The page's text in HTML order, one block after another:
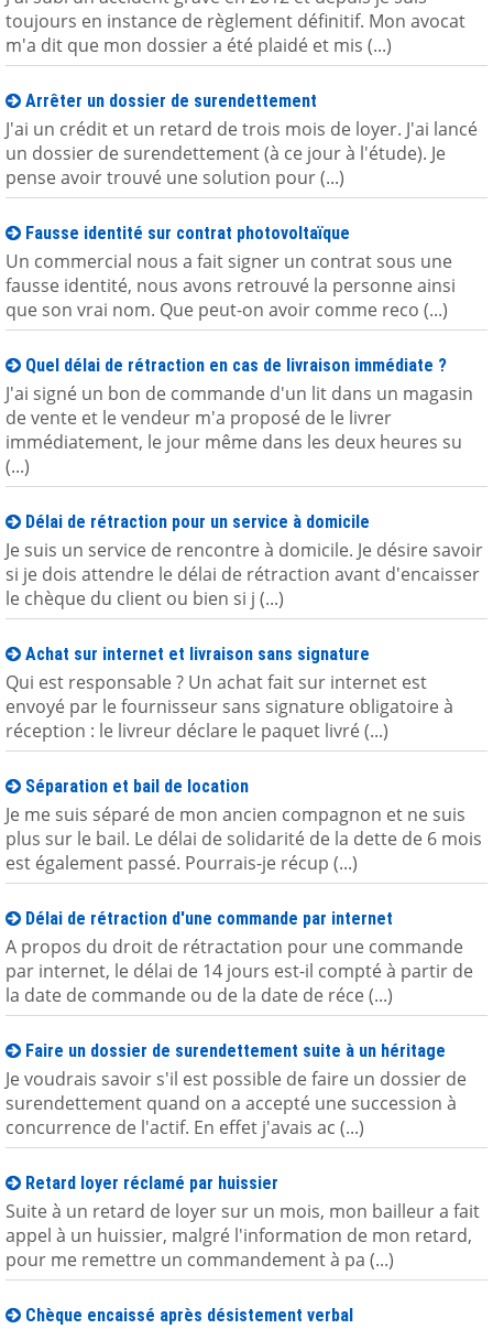
toujours en instance de règlement définitif. Mon avocat
m'a dit que mon dossier a été plaidé et mis (...)
Arrêter un dossier de surendettement
J'ai un crédit et un retard de trois mois de loyer. J'ai lancé
un dossier de surendettement (à ce jour à l'étude). Je
pense avoir trouvé une solution pour (...)
Fausse identité sur contrat photovoltaïque
Un commercial nous a fait signer un contrat sous une
fausse identité, nous avons retrouvé la personne ainsi
que son vrai nom. Que peut-on avoir comme reco (...)
Quel délai de rétraction en cas de livraison immédiate ?
J'ai signé un bon de commande d'un lit dans un magasin
de vente et le vendeur m'a proposé de le livrer
immédiatement, le jour même dans les deux heures su
(...)
Délai de rétraction pour un service à domicile
Je suis un service de rencontre à domicile. Je désire savoir
si je dois attendre le délai de rétraction avant d'encaisser
le chèque du client ou bien si j (...)
Achat sur internet et livraison sans signature
Qui est responsable ? Un achat fait sur internet est
envoyé par le fournisseur sans signature obligatoire à
réception : le livreur déclare le paquet livré (...)
Séparation et bail de location
Je me suis séparé de mon ancien compagnon et ne suis
plus sur le bail. Le délai de solidarité de la dette de 6 mois
est également passé. Pourrais-je récup (...)
Délai de rétraction d'une commande par internet
A propos du droit de rétractation pour une commande
par internet, le délai de 14 jours est-il compté à partir de
la date de commande ou de la date de réce (...)
Faire un dossier de surendettement suite à un héritage
Je voudrais savoir s'il est possible de faire un dossier de
surendettement quand on a accepté une succession à
concurrence de l'actif. En effet j'avais ac (...)
Retard loyer réclamé par huissier
Suite à un retard de loyer sur un mois, mon bailleur a fait
appel à un huissier, malgré l'information de mon retard,
pour me remettre un commandement à pa (...)
Chèque encaissé après désistement verbal